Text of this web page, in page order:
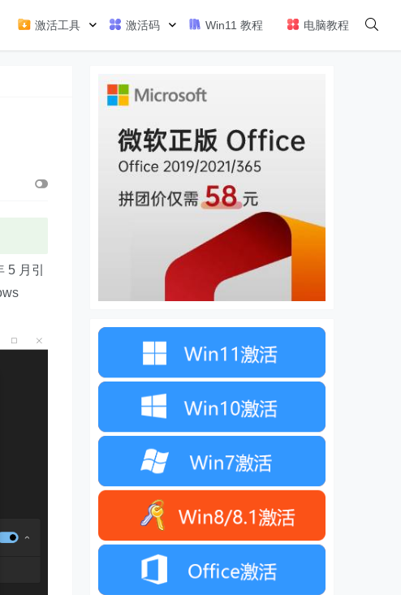
激活工具 激活码 Win11 教程 电脑教程
月引